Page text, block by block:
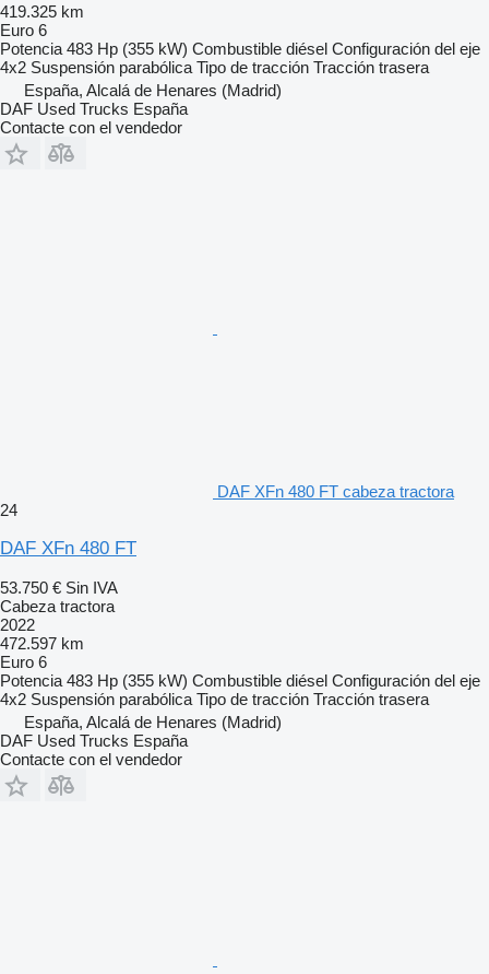
419.325 km
Euro 6
Potencia 483 Hp (355 kW) Combustible diésel Configuración del eje
4x2 Suspensión parabólica Tipo de tracción Tracción trasera
España, Alcalá de Henares (Madrid)
DAF Used Trucks España
Contacte con el vendedor
DAF XFn 480 FT cabeza tractora
24
DAF XFn 480 FT
53.750 € Sin IVA
Cabeza tractora
2022
472.597 km
Euro 6
Potencia 483 Hp (355 kW) Combustible diésel Configuración del eje
4x2 Suspensión parabólica Tipo de tracción Tracción trasera
España, Alcalá de Henares (Madrid)
DAF Used Trucks España
Contacte con el vendedor